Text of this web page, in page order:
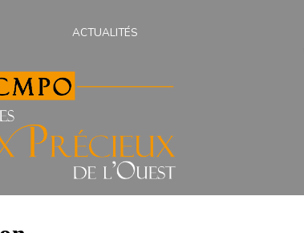
ACTUALITÉS